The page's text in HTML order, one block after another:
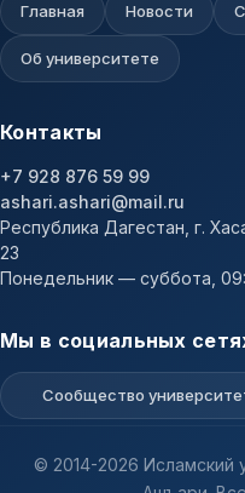
Главная Новости
Об университете
Контакты
+7 928 876 59 99
ashari.ashari@mail.ru
Республика Дагестан, г.
23
Понедельник — суббота,
Мы в социальных
Сообщество
© 2014-2026 Исламский